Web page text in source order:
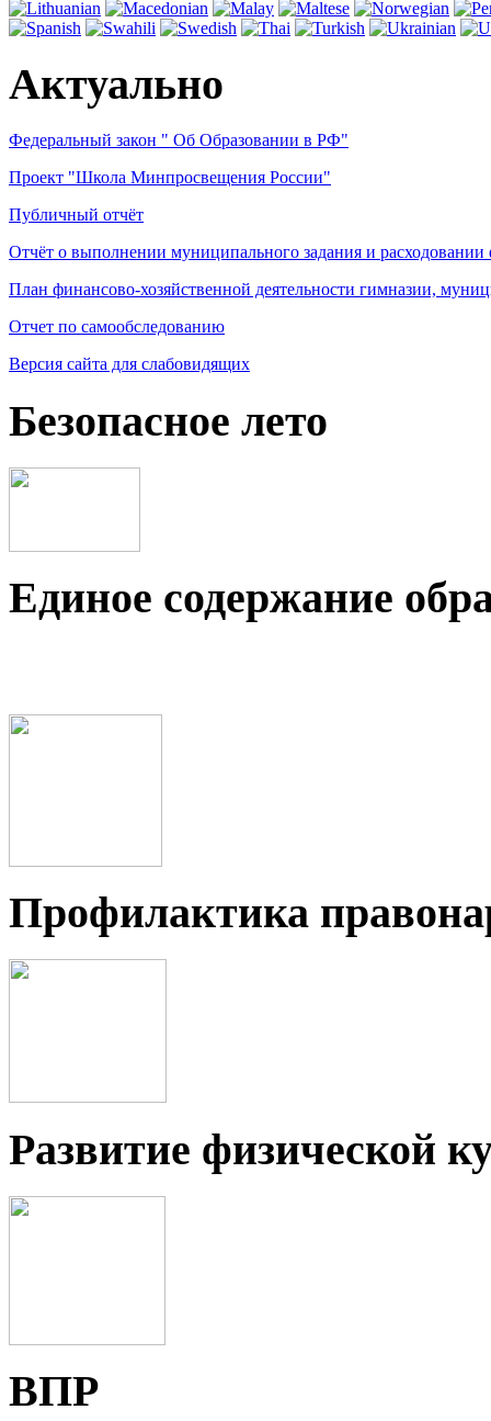
Актуально
Федеральный закон " Об Образовании в РФ"
Проект "Школа Минпросвещения России"
Публичный отчёт
Отчёт о выполнении муниципального задания и
План финансово-хозяйственной деятельности гимназии,
Отчет по самообследованию
Версия сайта для слабовидящих
Безопасное лето
Единое содержание
Профилактика
Развитие физической
ВПР